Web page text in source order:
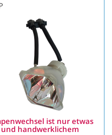
ist nur etwas
handwerklichem